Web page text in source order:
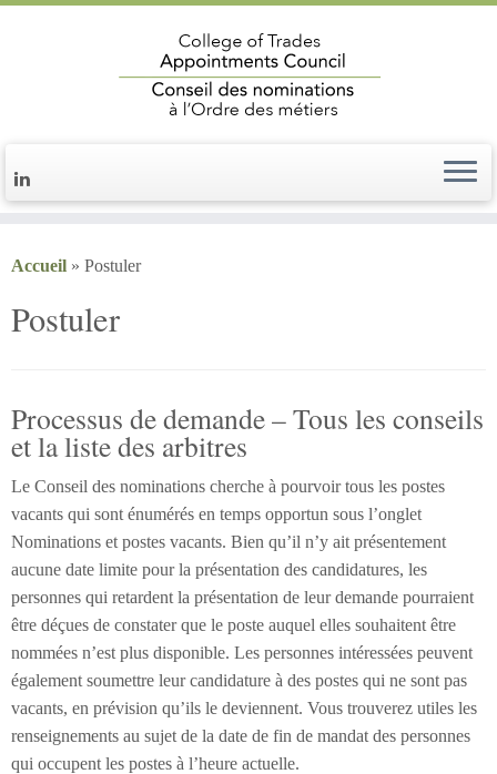
Accueil » Postuler
Postuler
Processus de demande – Tous les conseils
et la liste des arbitres
Le Conseil des nominations cherche à pourvoir tous les postes
vacants qui sont énumérés en temps opportun sous l’onglet
Nominations et postes vacants. Bien qu’il n’y ait présentement
aucune date limite pour la présentation des candidatures, les
personnes qui retardent la présentation de leur demande pourraient
être déçues de constater que le poste auquel elles souhaitent être
nommées n’est plus disponible. Les personnes intéressées peuvent
également soumettre leur candidature à des postes qui ne sont pas
vacants, en prévision qu’ils le deviennent. Vous trouverez utiles les
renseignements au sujet de la date de fin de mandat des personnes
qui occupent les postes à l’heure actuelle.